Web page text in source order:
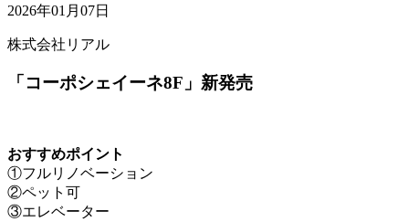
2026年01月07日
株式会社リアル
「コーポシェイーネ8F」新発売
おすすめポイント
①フルリノベーション
②ペット可
③エレベーター